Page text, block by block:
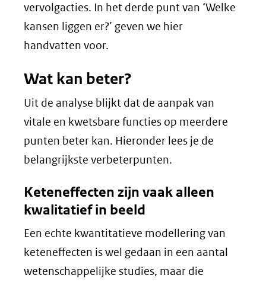
vervolgacties. In het derde punt van ‘Welke
kansen liggen er?’ geven we hier
handvatten voor.
Wat kan beter?
Uit de analyse blijkt dat de aanpak van
vitale en kwetsbare functies op meerdere
punten beter kan. Hieronder lees je de
belangrijkste verbeterpunten.
Keteneffecten zijn vaak alleen
kwalitatief in beeld
Een echte kwantitatieve modellering van
keteneffecten is wel gedaan in een aantal
wetenschappelijke studies, maar die